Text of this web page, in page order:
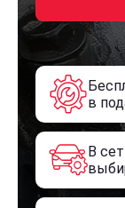
в
В